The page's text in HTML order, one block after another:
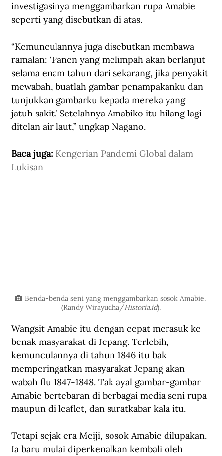
investigasinya menggambarkan rupa Amabie
seperti yang disebutkan di atas.
“Kemunculannya juga disebutkan membawa
ramalan: ‘Panen yang melimpah akan berlanjut
selama enam tahun dari sekarang, jika penyakit
mewabah, buatlah gambar penampakanku dan
tunjukkan gambarku kepada mereka yang
jatuh sakit.’ Setelahnya Amabiko itu hilang lagi
ditelan air laut,” ungkap Nagano.
Baca juga: Kengerian Pandemi Global dalam
Lukisan
Benda-benda seni yang menggambarkan sosok Amabie.
(Randy Wirayudha/Historia.id).
Wangsit Amabie itu dengan cepat merasuk ke
benak masyarakat di Jepang. Terlebih,
kemunculannya di tahun 1846 itu bak
memperingatkan masyarakat Jepang akan
wabah flu 1847-1848. Tak ayal gambar-gambar
Amabie bertebaran di berbagai media seni rupa
maupun di leaflet, dan suratkabar kala itu.
Tetapi sejak era Meiji, sosok Amabie dilupakan.
Ia baru mulai diperkenalkan kembali oleh